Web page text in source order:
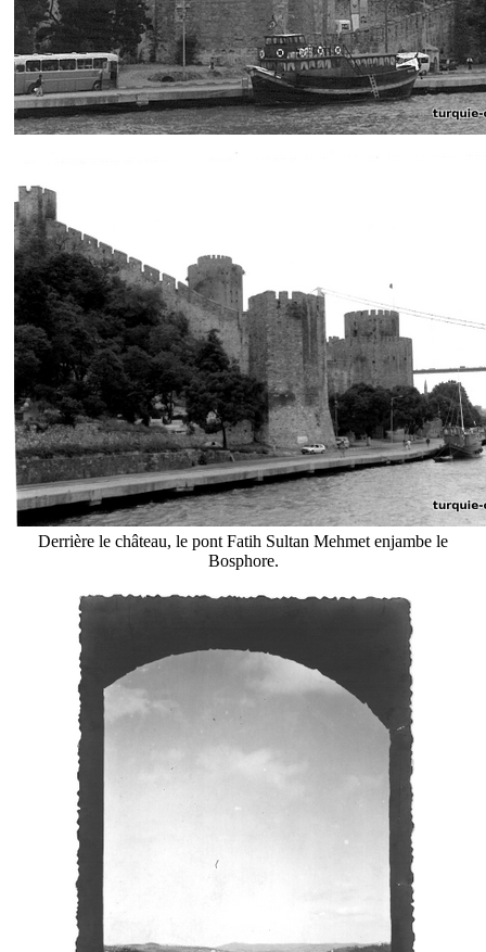
Derrière le château, le pont Fatih Sultan Mehmet enjambe le
Bosphore.